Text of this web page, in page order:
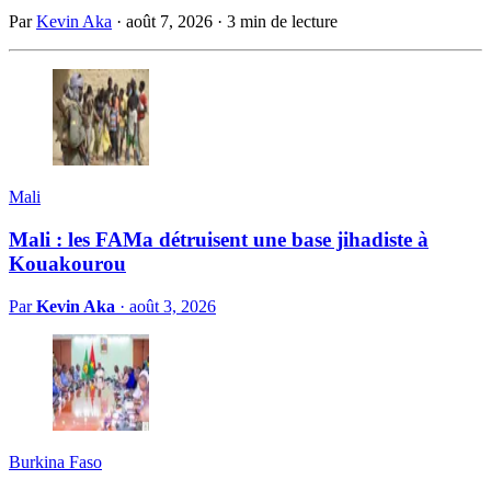
ParKevin Aka · août 7, 2026 · 3 min de lecture
Mali
Mali : les FAMa détruisent une base jihadiste à
Kouakourou
ParKevin Aka · août 3, 2026
Burkina Faso